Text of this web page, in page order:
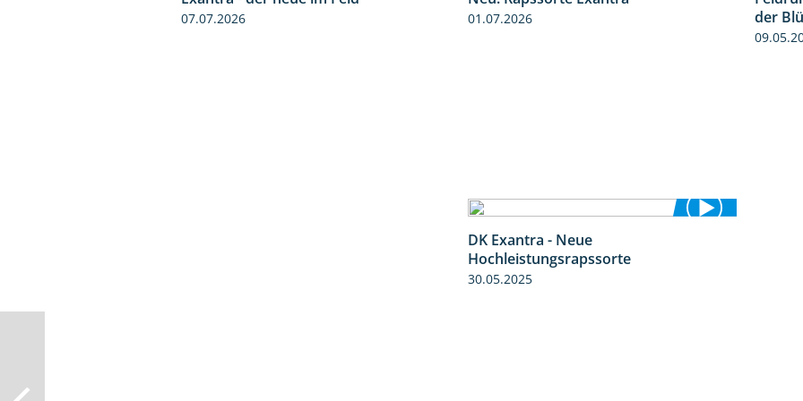
07.07.2026 01.07.2026
der
DK Exantra - Neue
Hochleistungsrapssorte
30.05.2025